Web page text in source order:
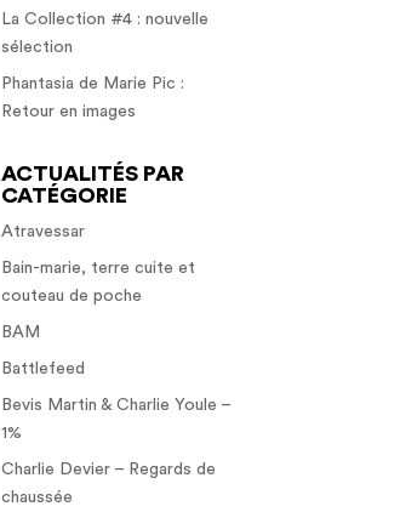
La Collection #4 : nouvelle
sélection
Phantasia de Marie Pic :
Retour en images
ACTUALITÉS PAR
CATÉGORIE
Atravessar
Bain-marie, terre cuite et
couteau de poche
BAM
Battlefeed
Bevis Martin & Charlie Youle –
1%
Charlie Devier – Regards de
chaussée